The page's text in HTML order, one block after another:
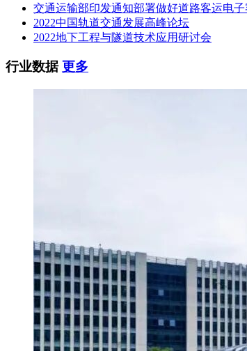
交通运输部印发通知部署做好道路客运电
2022中国轨道交通发展高峰论坛
2022地下工程与隧道技术应用研讨会
行业数据更多